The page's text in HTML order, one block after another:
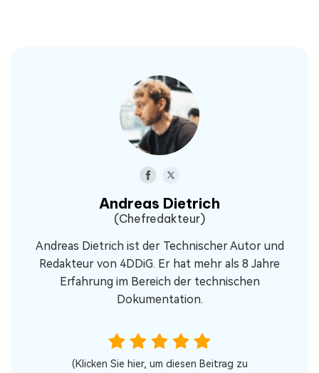
Andreas Dietrich
(Chefredakteur)
Andreas Dietrich ist der Technischer Autor und
Redakteur von 4DDiG. Er hat mehr als 8 Jahre
Erfahrung im Bereich der technischen
Dokumentation.
(Klicken Sie hier, um diesen Beitrag zu